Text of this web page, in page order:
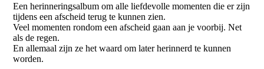
Een herinneringsalbum om alle liefdevolle momenten die er zijn
tijdens een afscheid terug te kunnen zien.
Veel momenten rondom een afscheid gaan aan je voorbij. Net
als de regen.
En allemaal zijn ze het waard om later herinnerd te kunnen
worden.